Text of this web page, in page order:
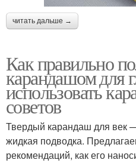
читать дальше →
Как правильно
карандашом для
использовать
советов
Твердый карандаш для век
жидкая подводка.
рекомендаций, как его